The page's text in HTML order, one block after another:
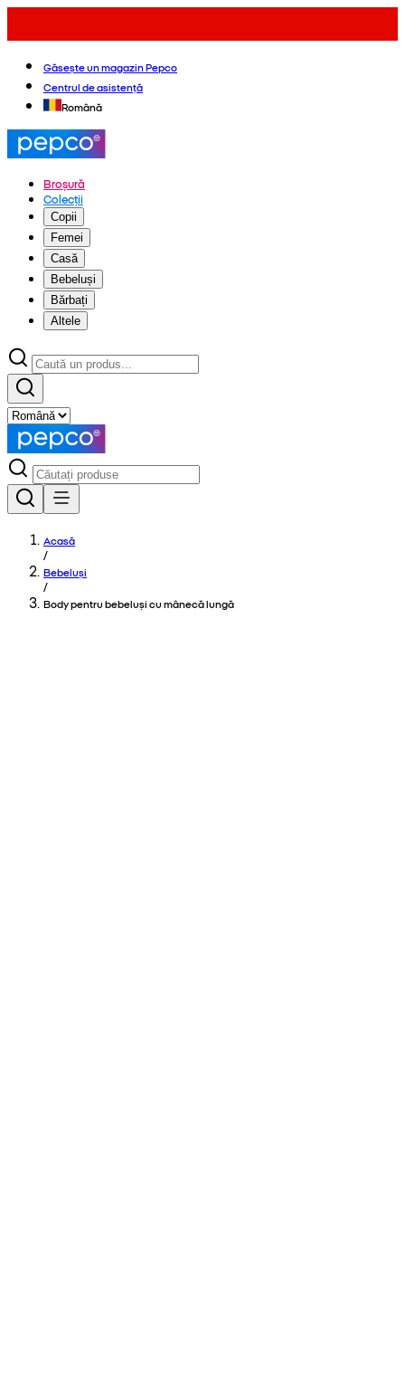
Găsește un magazin Pepco
Centrul de asistență
Română
Broșură
Colecții
Copii
Femei
Casă
Bebeluși
Bărbați
Altele
Acasă
/
Bebeluși
/
Body pentru bebeluși cu mânecă lungă